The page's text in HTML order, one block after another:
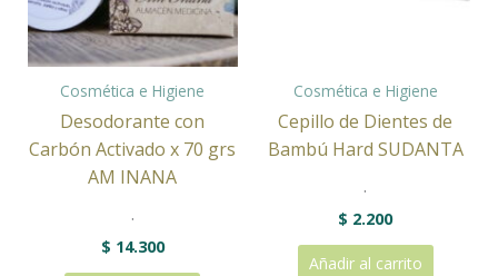
Cosmética e Higiene
Desodorante con
Carbón Activado x 70 grs
AM INANA
.
$ 14.300
Cosmética e Higiene
Cepillo de Dientes de
Bambú Hard SUDANTA
.
$ 2.200
Añadir al carrito